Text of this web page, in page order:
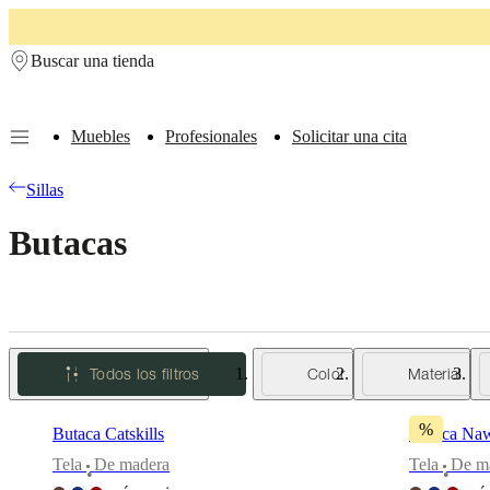
Buscar una tienda
Muebles Profesionales Solicitar una cita
Muebles
de
collectionsColecciones
almacenamientoColecciones
de
accesorios
Colección
tejidos
Sillas
Butacas
Todos los filtros Color Material
Butaca Catskills
Tela
•
De madera
%
Butaca
Tela
•
De